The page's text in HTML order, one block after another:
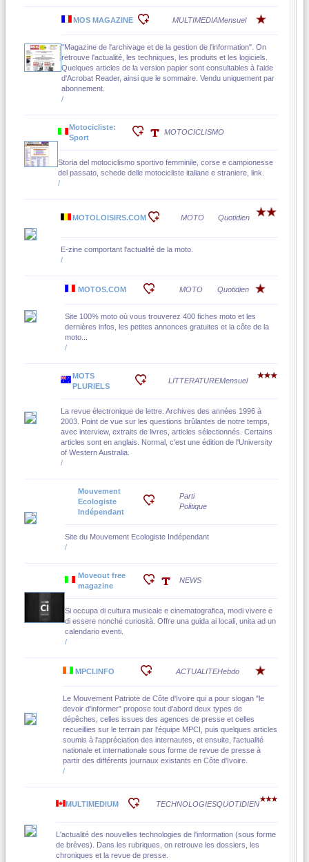
MOS MAGAZINE MULTIMEDIAMensuel
"Magazine de l'archivage et de la gestion de l'information". On
retrouve l'actualité, les techniques, les produits et les logiciels.
Quelques articles de la version papier sont consultables à l'aide
d'Acrobat Reader, ainsi que le sommaire. Vendu uniquement par
abonnement.
/
Motocicliste:
Sport
MOTOCICLISMO
Storia del motociclismo sportivo femminile, corse e campionesse
del passato, schede delle motocicliste italiane e straniere, link.
/
MOTOLOISIRS.COM MOTO Quotidien
E-zine comportant l'actualité de la moto.
/
MOTOS.COM MOTO Quotidien
Site 100% moto où vous trouverez 400 fiches moto et les
dernières infos, les petites annonces gratuites et la côte de la
moto...
/
MOTS
PLURIELS
LITTERATUREMensuel
La revue électronique de lettre. Archives des années 1996 à
2003. Point de vue sur les questions brûlantes de notre temps,
avec interview, extraits de livres, articles sélectionnés. Certains
articles sont en anglais. Normal, c'est une édition de l'University
of Western Australia.
/
Mouvement
Ecologiste
Indépendant
Parti
Politique
Site du Mouvement Ecologiste Indépendant
/
Moveout free
magazine
NEWS
Si occupa di cultura musicale e cinematografica, modi vivere e
di essere nonché curiosità. Offre una guida ai locali, unita ad un
calendario eventi.
/
MPCI.INFO ACTUALITEHebdo
Le Mouvement Patriote de Côte d'Ivoire qui a pour slogan "le
devoir d'informer" propose tout d'abord deux types de
dépêches, celles issues des agences de presse et celles
recueillies sur le terrain par l'équipe MPCI, puis quelques articles
soumis à l'appréciation des internautes, et ensuite, l'actualité
nationale et internationale sous forme de revue de presse à
partir des différents journaux existants en Côte d'Ivoire.
/
MULTIMEDIUM TECHNOLOGIESQUOTIDIEN
L'actualité des nouvelles technologies de l'information (sous forme
de brèves). Dans les rubriques, on retrouve les dossiers, les
chroniques et la revue de presse.